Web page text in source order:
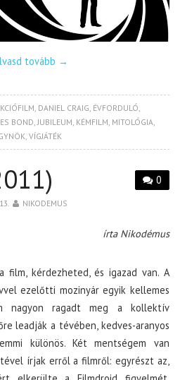
tovább →
DANIEL CRAIG ÉVFORDULÓ
BOND JUBILEUM KÉMFILM MITOLÓGIA
,VÍGJÁTÉK
0
NIKODEMUS
írta Nikodémus
kérdezheted, és igazad van. A
ezelőtti mozinyár egyik kellemes
nagyon ragadt meg a kollektív
leadják a tévében, kedves-aranyos
különös. Két mentségem van
írjak erről a filmről: egyrészt az,